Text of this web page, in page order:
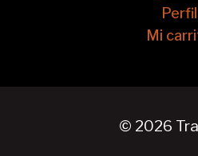
Perfil
Mi
© 2026